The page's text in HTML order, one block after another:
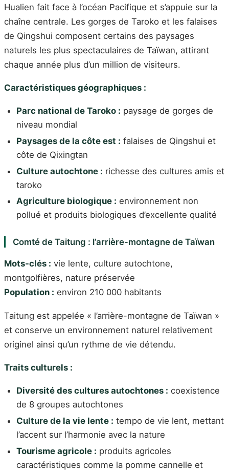
Hualien fait face à l’océan Pacifique et s’appuie sur la
chaîne centrale. Les gorges de Taroko et les falaises
de Qingshui composent certains des paysages
naturels les plus spectaculaires de Taïwan, attirant
chaque année plus d’un million de visiteurs.
Caractéristiques géographiques :
Parc national de Taroko : paysage de gorges de
niveau mondial
Paysages de la côte est : falaises de Qingshui et
côte de Qixingtan
Culture autochtone : richesse des cultures amis et
taroko
Agriculture biologique : environnement non
pollué et produits biologiques d’excellente qualité
Comté de Taitung : l’arrière-montagne de Taïwan
Mots-clés : vie lente, culture autochtone,
montgolfières, nature préservée
Population : environ 210 000 habitants
Taitung est appelée « l’arrière-montagne de Taïwan »
et conserve un environnement naturel relativement
originel ainsi qu’un rythme de vie détendu.
Traits culturels :
Diversité des cultures autochtones : coexistence
de 8 groupes autochtones
Culture de la vie lente : tempo de vie lent, mettant
l’accent sur l’harmonie avec la nature
Tourisme agricole : produits agricoles
caractéristiques comme la pomme cannelle et